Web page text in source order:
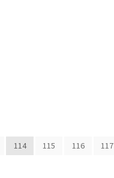
114 115 116 117